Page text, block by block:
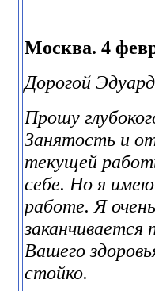
Москва. 4
Дорогой
Прошу
Занятость и
текущей
себе. Но я
работе. Я
заканчивается
Вашего
стойко.